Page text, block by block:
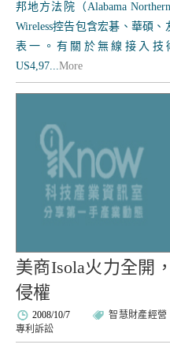
邦地方法院（Alabama
Wireless控告包含宏碁、華碩
表一。有關於無線接入技
US4,97...More
美商Isola火力全開
侵權
2008/10/7 智慧財產經營
專利訴訟